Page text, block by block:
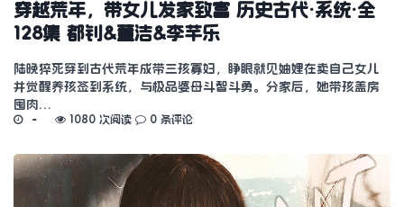
穿越荒年，带女儿发家致富 历史古代·系统·全
128集 都钊&董洁&李芊乐
陆晚猝死穿到古代荒年成带三孩寡妇，睁眼就见妯娌在卖自己女儿
并觉醒养孩签到系统，与极品婆母斗智斗勇。分家后，她带孩盖房
囤肉…
1080 次阅读 0 条评论